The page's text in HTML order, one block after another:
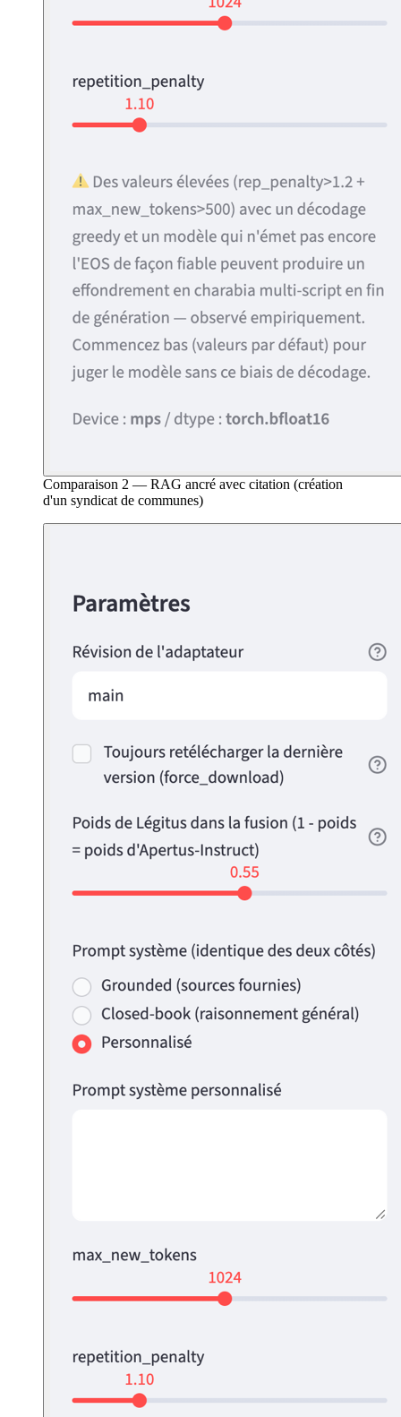
Comparaison 2 — RAG ancré avec citation (création
d'un syndicat de communes)